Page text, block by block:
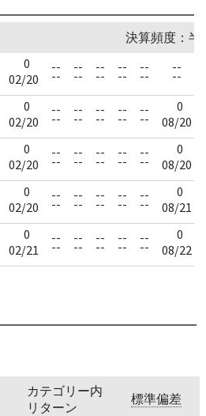
決算頻度：半
0
02/20
--
--
--
--
--
--
--
--
--
--
--
--
0
02/20
--
--
--
--
--
--
--
--
--
--
0
08/20
0
02/20
--
--
--
--
--
--
--
--
--
--
0
08/20
0
02/20
--
--
--
--
--
--
--
--
--
--
0
08/21
0
02/21
--
--
--
--
--
--
--
--
--
--
0
08/22
カテゴリー内
リターン
標準偏差